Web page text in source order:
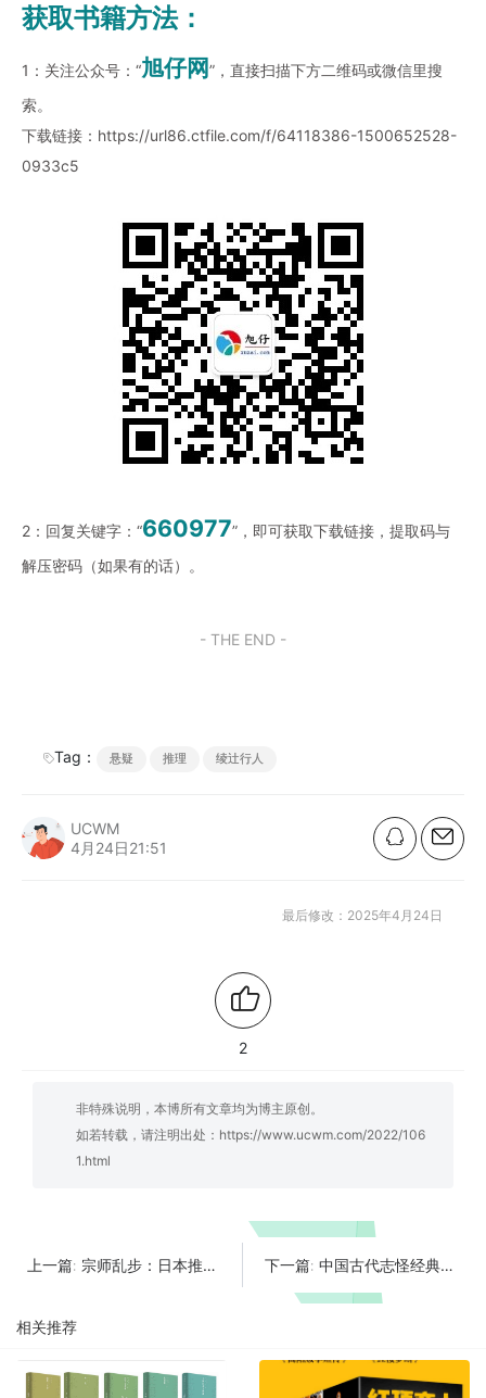
获取书籍方法：
1：关注公众号：“旭仔网”，直接扫描下方二维码或微信里搜
索。
下载链接： https://url86.ctfile.com/f/64118386-1500652528-
0933c5
2：回复关键字：“660977”，即可获取下载链接，提取码与
解压密码（如果有的话）。
- THE END -
Tag： 悬疑 推理 绫辻行人
UCWM
4月24日21:51
最后修改：2025年4月24日
2
非特殊说明，本博所有文章均为博主原创。
如若转载，请注明出处： https://www.ucwm.com/2022/106
1.html
上一篇: 宗师乱步：日本推理之父江户川乱步严选作品集【共13册】【epub格式】【10.1MB】【编号：082003】 下一篇: 中国古代志怪经典精选合集【共9册】【epub格式】【8.9MB】【编号：986888】
相关推荐